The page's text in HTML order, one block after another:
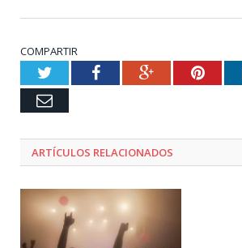
COMPARTIR
TwitterFacebookGoogle+
Email
ARTÍCULOS RELACIONADOS